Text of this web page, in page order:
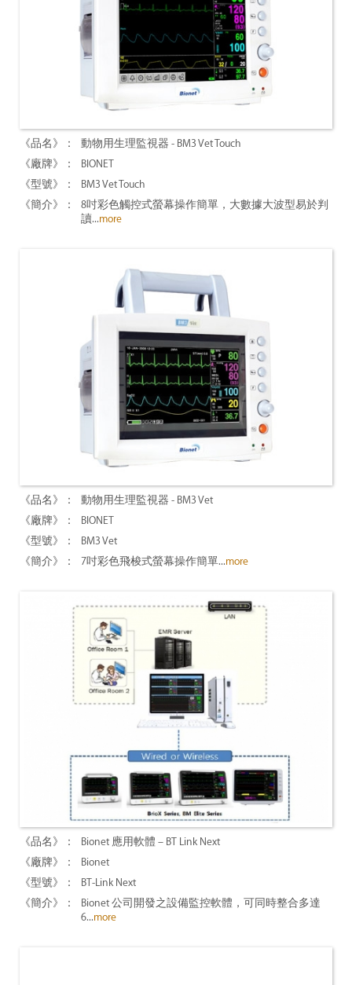
動物用生理監視器 - BM3 Vet Touch
BIONET
BM3 Vet Touch
8吋彩色觸控式螢幕操作簡單，大數據大波型易於判
讀...more
動物用生理監視器 - BM3 Vet
BIONET
BM3 Vet
7吋彩色飛梭式螢幕操作簡單...more
Bionet 應用軟體 – BT Link Next
Bionet
BT-Link Next
Bionet 公司開發之設備監控軟體，可同時整合多達
6...more